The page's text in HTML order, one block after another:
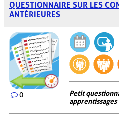
QUESTIONNAIRE SUR LES
ANTÉRIEURES
0
Petit